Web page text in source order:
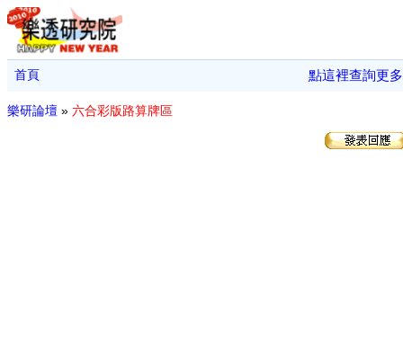
首頁 點這裡查詢更多
樂研論壇 » 六合彩版路算牌區